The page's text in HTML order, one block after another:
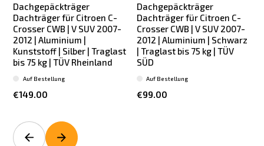
Dachgepäckträger
Dachträger für Citroen C-
Crosser CWB | V SUV 2007-
2012 | Aluminium |
Kunststoff | Silber | Traglast
bis 75 kg | TÜV Rheinland
€149.00
Auf Bestellung
Dachgepäckträger
Dachträger für Citroen C-
Crosser CWB | V SUV 2007-
2012 | Aluminium | Schwarz
| Traglast bis 75 kg | TÜV
SÜD
€99.00
Auf Bestellung